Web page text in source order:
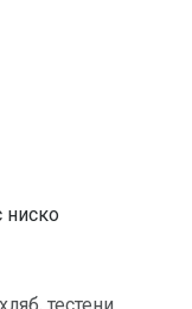
ниско